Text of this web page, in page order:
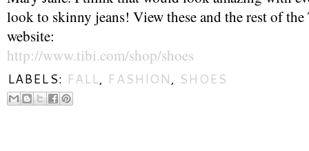
look to skinny jeans! View these and the rest of
website:
http://www.tibi.com/shop/shoes
LABELS: FALL, FASHION, SHOES